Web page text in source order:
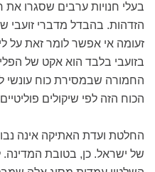
בעלי חנויות ערבים שסגרו
הזדהות. בהבדל מדברי
זעומה אי אפשר לומר זאת על
בזועבי בלבד הוא אקט של
החמורה שבמסירת כוח עונשי
הכוח הזה לפי שיקולים
החלטת ועדת האתיקה אינה
של ישראל. כן, בטובת המדינה.